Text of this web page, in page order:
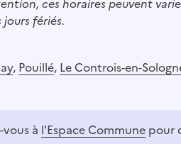
jours fériés.
, Pouillé, Le Controis-en-
à l'Espace Commune pour